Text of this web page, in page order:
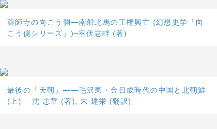
薬師寺の向こう側―南船北馬の王権興亡 (幻想史学「向
こう側シリーズ」)–室伏志畔 (著)
最後の「天朝」――毛沢東・金日成時代の中国と北朝鮮
(上) 沈 志華 (著), 朱 建栄 (翻訳)